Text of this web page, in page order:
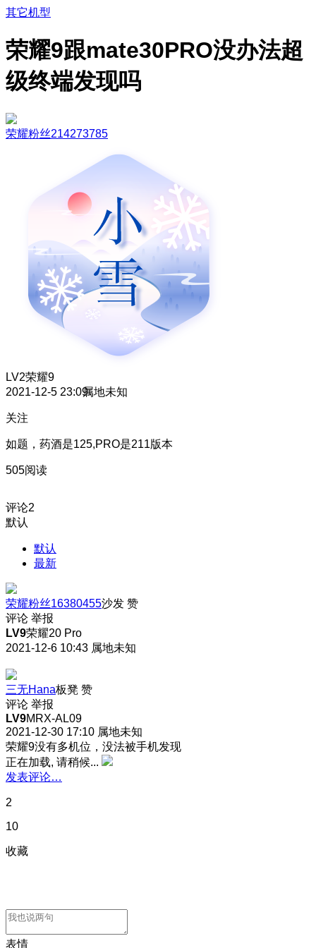
其它机型
荣耀9跟mate30PRO没办法超
级终端发现吗
荣耀粉丝214273785
LV2荣耀9
2021-12-5 23:09属地未知
关注
如题，药酒是125,PRO是211版本
505阅读
评论2
默认
默认
最新
荣耀粉丝16380455沙发 赞
评论 举报
LV9荣耀20 Pro
2021-12-6 10:43 属地未知
三无Hana板凳 赞
评论 举报
LV9MRX-AL09
2021-12-30 17:10 属地未知
荣耀9没有多机位，没法被手机发现
正在加载, 请稍候...
发表评论…
2
10
收藏
表情